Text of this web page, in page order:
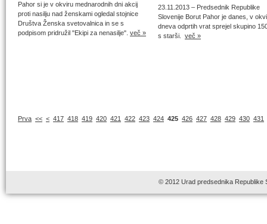
Pahor si je v okviru mednarodnih dni akcij
proti nasilju nad ženskami ogledal stojnice
Društva Ženska svetovalnica in se s
podpisom pridružil "Ekipi za nenasilje". več »
23.11.2013 – Predsednik Republike
Slovenije Borut Pahor je danes, v
dneva odprtih vrat sprejel skupino
s starši. več »
Prva << < 417 418 419 420 421 422 423 424 425 426 427 428 429 430 431
© 2012 Urad predsednika